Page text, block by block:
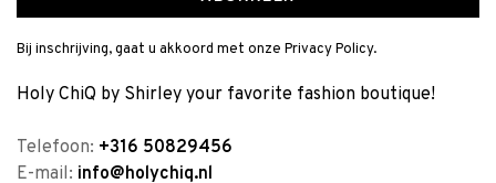
Bij inschrijving, gaat u akkoord met onze Privacy Policy.
Holy ChiQ by Shirley your favorite fashion boutique!
Telefoon: +316 50829456
E-mail: info@holychiq.nl